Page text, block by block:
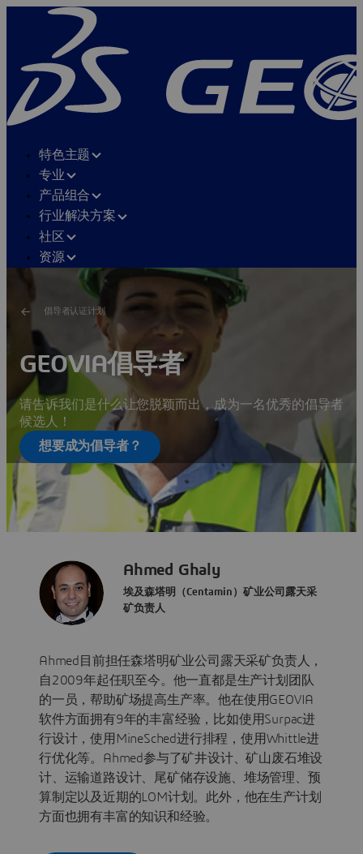
特色主题
专业
产品组合
行业解决方案
社区
资源
倡导者认证计划
GEOVIA倡导者
请告诉我们是什么让您脱颖而出，成为一名优秀的倡导者
候选人！
想要成为倡导者？
Ahmed Ghaly
埃及森塔明（Centamin）矿业公司露天采
矿负责人
Ahmed目前担任森塔明矿业公司露天采矿负责人，
自2009年起任职至今。他一直都是生产计划团队
的一员，帮助矿场提高生产率。他在使用GEOVIA
软件方面拥有9年的丰富经验，比如使用Surpac进
行设计，使用MineSched进行排程，使用Whittle进
行优化等。Ahmed参与了矿井设计、矿山废石堆设
计、运输道路设计、尾矿储存设施、堆场管理、预
算制定以及近期的LOM计划。此外，他在生产计划
方面也拥有丰富的知识和经验。